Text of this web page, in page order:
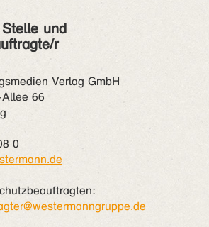
und
r
Verlag GmbH
66
0